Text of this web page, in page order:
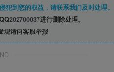
到您的权益，请联系我们及时处理。
202700037进行删除处理。
现请向客服举报